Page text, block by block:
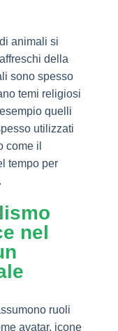
animali si
della
sono spesso
temi religiosi
quelli
utilizzati
come il
tempo per
nel
ruoli
avatar, icone